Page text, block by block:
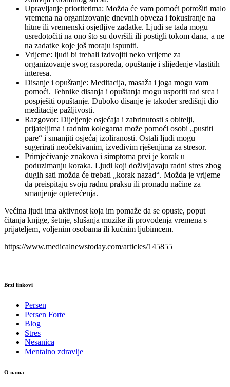
Upravljanje prioritetima: Možda će vam pomoći potrošiti malo
vremena na organizovanje dnevnih obveza i fokusiranje na
hitne ili vremenski osjetljive zadatke. Ljudi se tada mogu
usredotočiti na ono što su dovršili ili postigli tokom dana, a ne
na zadatke koje još moraju ispuniti.
Vrijeme: ljudi bi trebali izdvojiti neko vrijeme za
organizovanje svog rasporeda, opuštanje i slijeđenje vlastitih
interesa.
Disanje i opuštanje: Meditacija, masaža i joga mogu vam
pomoći. Tehnike disanja i opuštanja mogu usporiti rad srca i
pospješiti opuštanje. Duboko disanje je također središnji dio
meditacije pažljivosti.
Razgovor: Dijeljenje osjećaja i zabrinutosti s obitelji,
prijateljima i radnim kolegama može pomoći osobi „pustiti
pare“ i smanjiti osjećaj izoliranosti. Ostali ljudi mogu
sugerirati neočekivanim, izvedivim rješenjima za stresor.
Primjećivanje znakova i simptoma prvi je korak u
poduzimanju koraka. Ljudi koji doživljavaju radni stres zbog
dugih sati možda će trebati „korak nazad“. Možda je vrijeme
da preispitaju svoju radnu praksu ili pronađu načine za
smanjenje opterećenja.
Većina ljudi ima aktivnost koja im pomaže da se opuste, poput
čitanja knjige, šetnje, slušanja muzike ili provođenja vremena s
prijateljem, voljenim osobama ili kućnim ljubimcem.
https://www.medicalnewstoday.com/articles/145855
Brzi linkovi
Persen
Persen Forte
Blog
Stres
Nesanica
Mentalno zdravlje
O nama